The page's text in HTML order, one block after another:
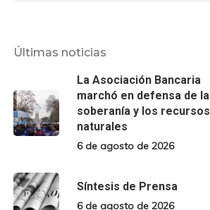
Últimas noticias
La Asociación Bancaria
marchó en defensa de la
soberanía y los recursos
naturales
6 de agosto de 2026
Síntesis de Prensa
6 de agosto de 2026